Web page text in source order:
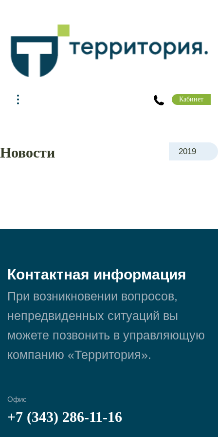
Кабинет
Новости 2019
Контактная информация
При возникновении вопросов,
непредвиденных ситуаций вы
можете позвонить в управляющую
компанию «Территория».
Офис
+7 (343) 286-11-16